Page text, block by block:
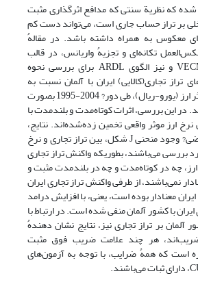
که نظریة سنتی که مدافع اثرگذاری مثبت
بر تراز حساب جاری است، می‌تواند دست کم
معکوس به همراه داشته باشد. در مقالهُ
تکانه‌ای و تجزیهُ واریانس، در قالب
الگوی تصحیح خطا VECM و نیز الگوی ARDL برای بررسی نحوه
تراز تجاری(کالایی) ایران با آلمان نسبت به
تغییرات نرخ واقعی موثر ارز (یورو-ریال)، طی دور? 2004-1995 بصورت
در این بررسی، اثرات کوتاه‌مدت و بلندمدت با
ارز موثر واقعی تخمین زده‌‌شده‌اند. نتایج،
حاکی از عدم تایید فرضی? وجود منحنی J شکل، بین تراز تجاری و نرخ
بررسی می‌باشند، بطوریکه واکنش تراز تجاری
چه در کوتاه‌مدت و چه در بلندمدت مثبت و
نمی‌باشند، از طرفی واکنش تراز تجاری ایران
معنادار بوده است، یعنی، با افزایش درامد
ایران با کشور آلمان منفی شده است. در ارتباط با
آلمان بر تراز تجاری نیز، نتایج نشان دهندهُ
ضریب‌اند، هر چند علامت ضریب فوق مثبت
است که همهُ ضرایب، با توجه به آزمو‌ن‌های